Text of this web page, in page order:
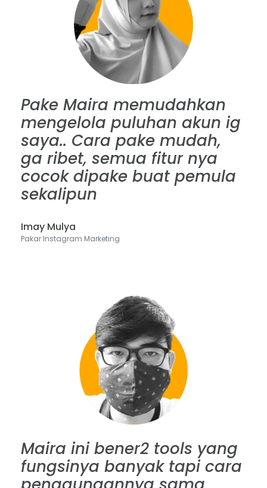
Pake Maira memudahkan
mengelola puluhan akun ig
saya.. Cara pake mudah,
ga ribet, semua fitur nya
cocok dipake buat pemula
sekalipun
Imay Mulya
Pakar Instagram Marketing
Maira ini bener2 tools yang
fungsinya banyak tapi cara